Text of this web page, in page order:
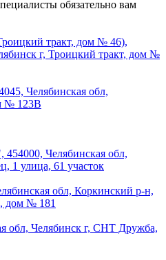
обязательно вам
тракт, дом № 46),
г, Троицкий тракт, дом №
Челябинская обл,
№ 123В
Челябинская обл,
1 улица, 61 участок
обл, Коркинский р-н,
дом № 181
обл, Челябинск г, СНТ Дружба,